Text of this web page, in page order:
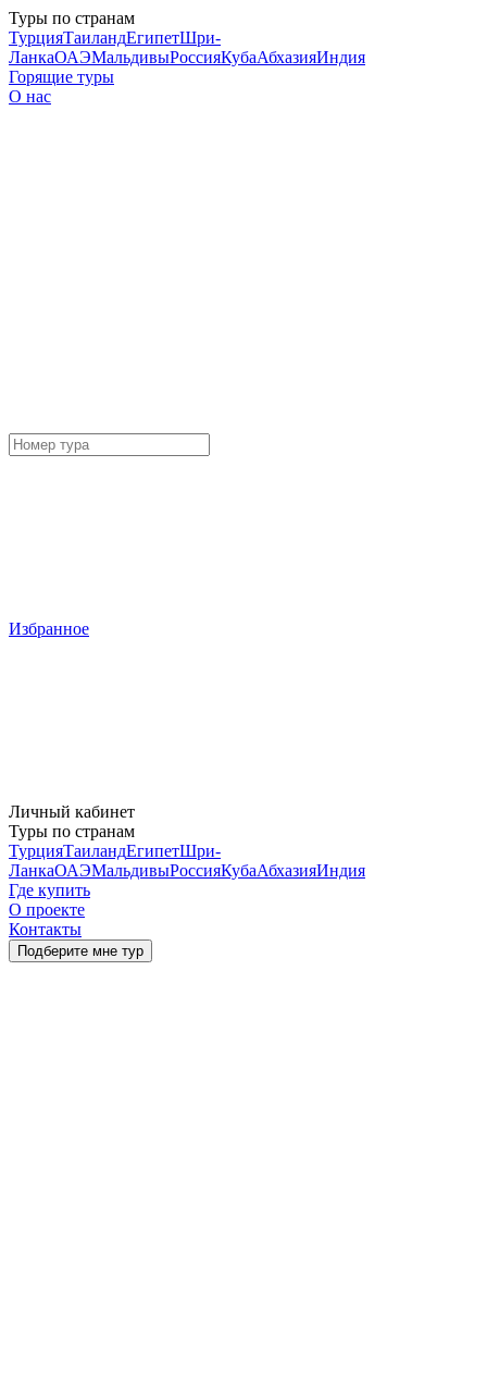
Туры по странам
ТурцияТаиландЕгипетШри-
ЛанкаОАЭМальдивыРоссияКубаАбхазияИндия
Горящие туры
О нас
Избранное
Личный кабинет
Туры по странам
ТурцияТаиландЕгипетШри-
ЛанкаОАЭМальдивыРоссияКубаАбхазияИндия
Где купить
О проекте
Контакты
Подберите мне тур